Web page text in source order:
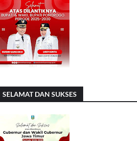
SELAMAT DAN SUKSES